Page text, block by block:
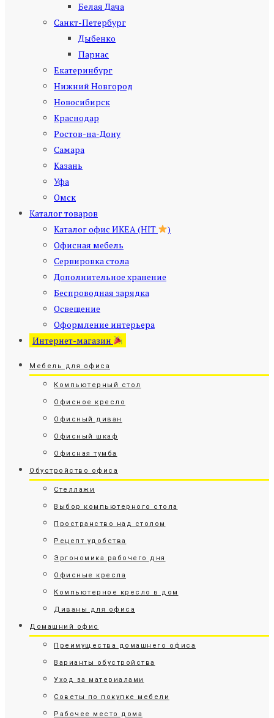
Белая Дача
Санкт-Петербург
Дыбенко
Парнас
Екатеринбург
Нижний Новгород
Новосибирск
Краснодар
Ростов-на-Дону
Самара
Казань
Уфа
Омск
Каталог товаров
Каталог офис ИКЕА (HIT
)
Офисная мебель
Сервировка стола
Дополнительное хранение
Беспроводная зарядка
Освещение
Оформление интерьера
Интернет-магазин
Мебель для офиса
Компьютерный стол
Офисное кресло
Офисный диван
Офисный шкаф
Офисная тумба
Обустройство офиса
Стеллажи
Выбор компьютерного стола
Пространство над столом
Рецепт удобства
Эргономика рабочего дня
Офисные кресла
Компьютерное кресло в дом
Диваны для офиса
Домашний офис
Преимущества домашнего офиса
Варианты обустройства
Уход за материалами
Советы по покупке мебели
Рабочее место дома